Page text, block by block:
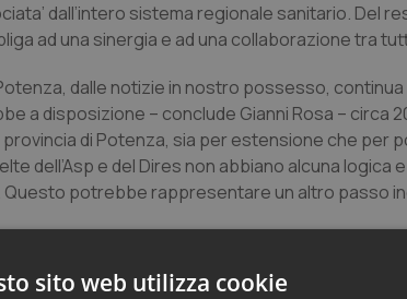
dall’intero sistema regionale sanitario. Del
ad una sinergia e ad una collaborazione tra
dalle notizie in nostro possesso,
a disposizione – conclude Gianni Rosa – circa
di Potenza, sia per estensione che per
dell’Asp e del Dires non abbiano alcuna
potrebbe rappresentare un altro passo
sito web utilizza cookie